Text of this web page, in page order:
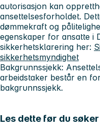
autorisasjon kan
ansettelsesforholdet.
dømmekraft og
egenskaper for ansatte i
sikkerhetsklarering her:
sikkerhetsmyndighet
Bakgrunnssjekk:
arbeidstaker består en
bakgrunnssjekk.
Les dette før du søker